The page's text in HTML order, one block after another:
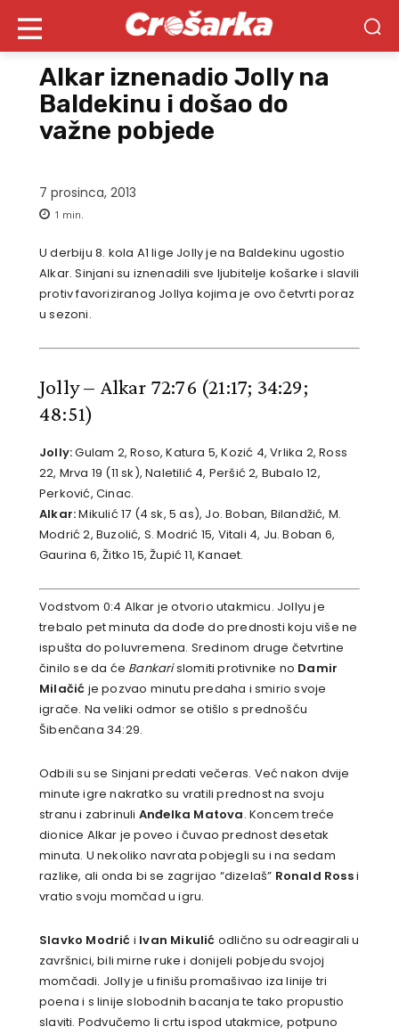
Alkar iznenadio Jolly na
Baldekinu i došao do
važne pobjede
7 prosinca, 2013
1 min.
U derbiju 8. kola A1 lige Jolly je na Baldekinu ugostio
Alkar. Sinjani su iznenadili sve ljubitelje košarke i slavili
protiv favoriziranog Jollya kojima je ovo četvrti poraz
u sezoni.
Jolly – Alkar 72:76 (21:17; 34:29;
48:51)
Jolly:Gulam 2, Roso, Katura 5, Kozić 4, Vrlika 2, Ross
22, Mrva 19 (11 sk), Naletilić 4, Peršić 2, Bubalo 12,
Perković, Cinac.
Alkar:Mikulić 17 (4 sk, 5 as), Jo. Boban, Bilandžić, M.
Modrić 2, Buzolić, S. Modrić 15, Vitali 4, Ju. Boban 6,
Gaurina 6, Žitko 15, Župić 11, Kanaet.
Vodstvom 0:4 Alkar je otvorio utakmicu. Jollyu je
trebalo pet minuta da dođe do prednosti koju više ne
ispušta do poluvremena. Sredinom druge četvrtine
činilo se da će Bankarislomiti protivnike no Damir
Milačić je pozvao minutu predaha i smirio svoje
igrače. Na veliki odmor se otišlo s prednošću
Šibenčana 34:29.
Odbili su se Sinjani predati večeras. Već nakon dvije
minute igre nakratko su vratili prednost na svoju
stranu i zabrinuli Anđelka Matova. Koncem treće
dionice Alkar je poveo i čuvao prednost desetak
minuta. U nekoliko navrata pobjegli su i na sedam
razlike, ali onda bi se zagrijao “dizelaš” Ronald Rossi
vratio svoju momčad u igru.
Slavko Modrić i Ivan Mikulić odlično su odreagirali u
završnici, bili mirne ruke i donijeli pobjedu svojoj
momčadi. Jolly je u finišu promašivao iza linije tri
poena i s linije slobodnih bacanja te tako propustio
slaviti. Podvučemo li crtu ispod utakmice, potpuno